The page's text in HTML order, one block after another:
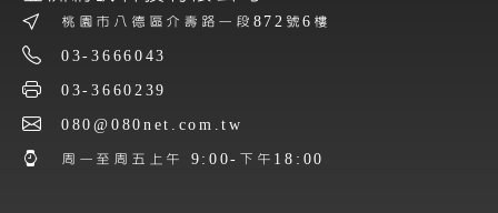
桃園市八德區介壽路一段872號6樓
03-3666043
03-3660239
080@080net.com.tw
周一至周五上午 9:00-下午18:00